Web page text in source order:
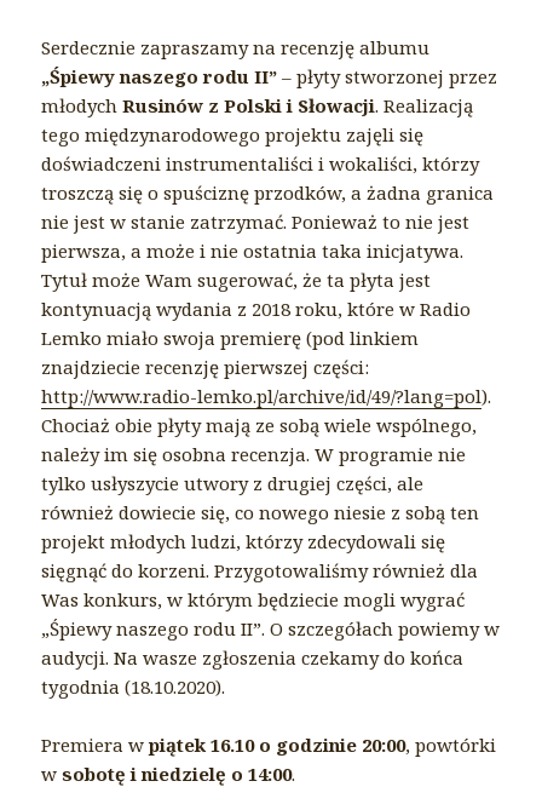
Serdecznie zapraszamy na recenzję albumu
„Śpiewy naszego rodu ІІ” – płyty stworzonej przez
młodychRusinów z Polski i Słowacji. Realizacją
tego międzynarodowego projektu zajęli się
doświadczeni instrumentaliści i wokaliści, którzy
troszczą się o spuściznę przodków, a żadna granica
nie jest w stanie zatrzymać. Ponieważ to nie jest
pierwsza, a może i nie ostatnia taka inicjatywa.
Tytuł może Wam sugerować, że ta płyta jest
kontynuacją wydania z 2018 roku, które w Radio
Lemko miało swoja premierę (pod linkiem
znajdziecie recenzję pierwszej części:
http://www.radio-lemko.pl/archive/id/49/?lang=pol).
Chociaż obie płyty mają ze sobą wiele wspólnego,
należy im się osobna recenzja. W programie nie
tylko usłyszycie utwory z drugiej części, ale
również dowiecie się, co nowego niesie z sobą ten
projekt młodych ludzi, którzy zdecydowali się
sięgnąć do korzeni. Przygotowaliśmy również dla
Was konkurs, w którym będziecie mogli wygrać
„Śpiewy naszego rodu II”. O szczegółach powiemy w
audycji. Na wasze zgłoszenia czekamy do końca
tygodnia (18.10.2020).
Premiera wpiątek 16.10 o godzinie 20:00, powtórki
wsobotę i niedzielę o 14:00.